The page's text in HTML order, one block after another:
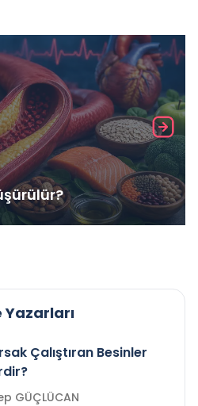
Yazarları
Çalıştıran Besinler
Zeynep GÜÇLÜCAN